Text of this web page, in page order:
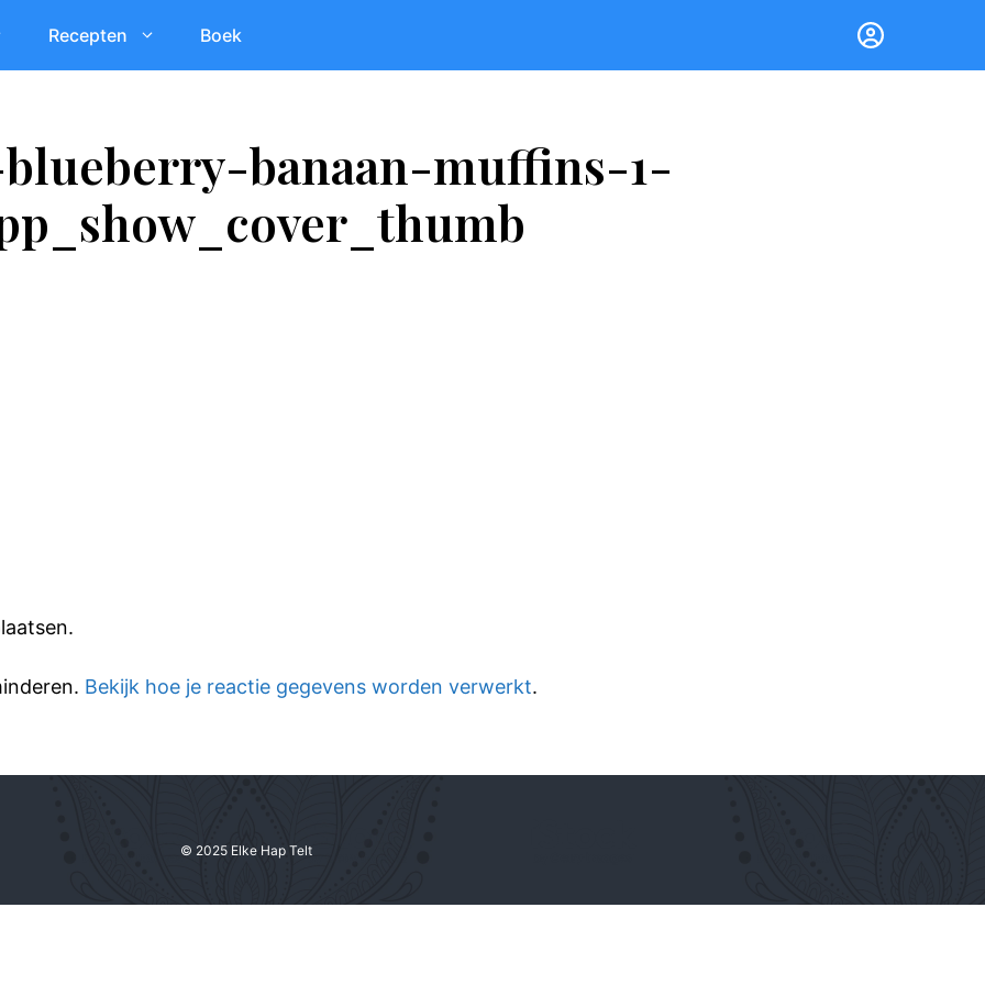
Recepten Boek
banaan-muffins-1-
Bekijk hoe je reactie gegevens worden verwerkt.
© 2025 Elke Hap Telt